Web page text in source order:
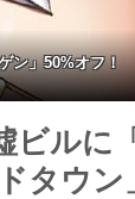
ン」50%オフ！
ビル
タウ